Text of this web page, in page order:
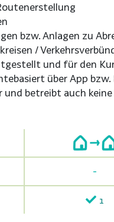
bzw. Anlagen zu
/
und für den
über App bzw.
betreibt auch
-
1